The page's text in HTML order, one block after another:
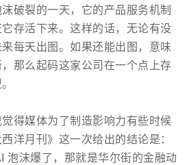
破裂的一天，它的产品服务机制
存活下来。这样的话，无论有没
每天出图。如果还能出图，意味
那么起码这家公司在一个点上存
得媒体为了制造影响力有些时候
洋月刊》这一次给出的结论是：
泡沫爆了，那就是华尔街的金融动